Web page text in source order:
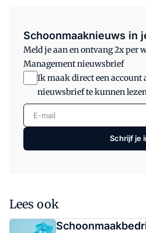
Schoonmaaknieuws in
Meld je aan en ontvang 2x per
Management nieuwsbrief
Ik maak direct een account
nieuwsbrief te kunnen
E-mail
Schrijf je
Lees ook